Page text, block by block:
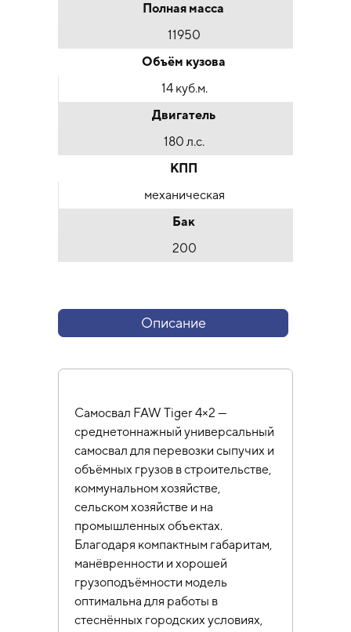
Полная масса
11950
Объём кузова
14 куб.м.
Двигатель
180 л.с.
КПП
механическая
Бак
200
Описание
Самосвал FAW Tiger 4×2 —
среднетоннажный универсальный
самосвал для перевозки сыпучих и
объёмных грузов в строительстве,
коммунальном хозяйстве,
сельском хозяйстве и на
промышленных объектах.
Благодаря компактным габаритам,
манёвренности и хорошей
грузоподъёмности модель
оптимальна для работы в
стеснённых городских условиях,